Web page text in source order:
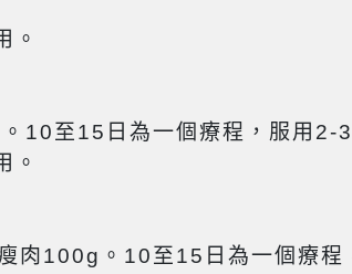
。
10至15日為一個療程，服用2-3
。
肉100g。10至15日為一個療程